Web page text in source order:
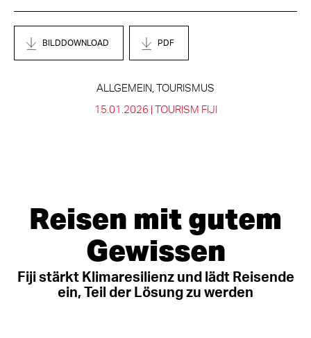
BILDDOWNLOAD PDF
ALLGEMEIN, TOURISMUS
15.01.2026 | TOURISM FIJI
Reisen mit gutem
Gewissen
Fiji stärkt Klimaresilienz und lädt Reisende
ein, Teil der Lösung zu werden